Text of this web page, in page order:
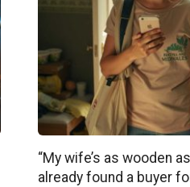
“My wife’s as wooden
already found a buyer